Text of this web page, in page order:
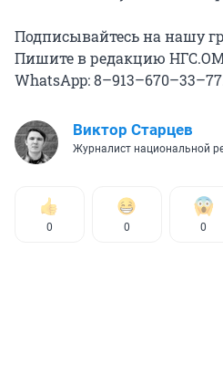
Подписывайтесь на нашу
Пишите в редакцию
WhatsApp:
Виктор Старцев
Журналист национальной
0 0 0